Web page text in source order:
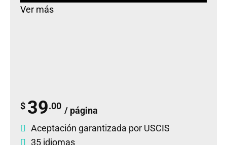
Ver más
$ 39.00 / página
Aceptación garantizada por USCIS
35 idiomas